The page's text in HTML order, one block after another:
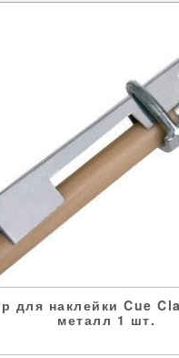
для наклейки Cue
металл 1 шт.